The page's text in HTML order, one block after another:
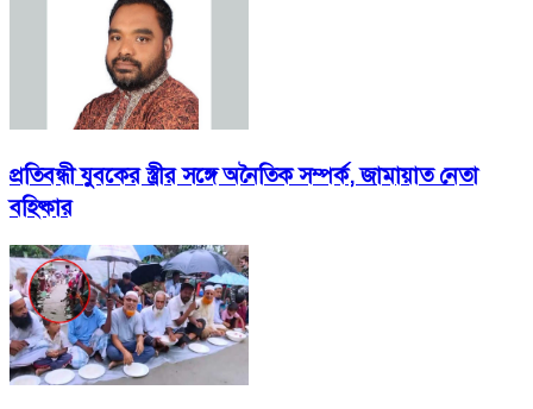
প্রতিবন্ধী যুবকের স্ত্রীর সঙ্গে অনৈতিক সম্পর্ক, জামায়াত নেতা
বহিষ্কার